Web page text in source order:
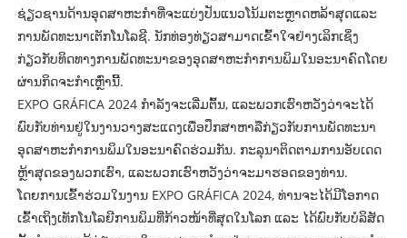
ຊ່ຽວຊານດ້ານອຸດສາຫະກໍາທີ່ຈະແບ່ງປັນແນວໂນ້ມຕະຫຼາດຫລ້າສຸດແລະ
ການພັດທະນາເຕັກໂນໂລຊີ. ນັກທ່ອງທ່ຽວສາມາດເຂົ້າໃຈຢ່າງເລິກເຊິ່ງ
ກ່ຽວກັບທິດທາງການພັດທະນາຂອງອຸດສາຫະກໍາການພິມໃນອະນາຄົດໂດຍ
ຜ່ານກິດຈະກໍາເຫຼົ່ານີ້.
EXPO GRÁFICA 2024 ກໍາລັງຈະເລີ່ມຕົ້ນ, ແລະພວກເຮົາຫວັງວ່າຈະໄດ້
ພົບກັບທ່ານຢູ່ໃນງານວາງສະແດງເພື່ອປຶກສາຫາລືກ່ຽວກັບການພັດທະນາ
ອຸດສາຫະກໍາການພິມໃນອະນາຄົດຮ່ວມກັນ. ກະລຸນາຕິດຕາມການອັບເດດ
ຫຼ້າສຸດຂອງພວກເຮົາ, ແລະພວກເຮົາຫວັງວ່າຈະມາຮອດຂອງທ່ານ.
ໂດຍການເຂົ້າຮ່ວມໃນງານ EXPO GRÁFICA 2024, ທ່ານຈະໄດ້ມີໂອກາດ
ເຂົ້າເຖິງເທັກໂນໂລຍີການພິມທີ່ກ້າວໜ້າທີ່ສຸດໃນໂລກ ແລະ ໄດ້ພົບກັບບໍລິສັດ